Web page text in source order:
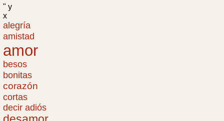
" y
x
alegría
amistad
amor
besos
bonitas
corazón
cortas
decir adiós